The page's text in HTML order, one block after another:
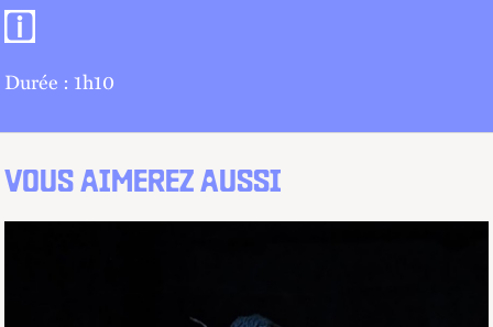
Informations pratiques
Durée : 1h10
VOUS AIMEREZ AUSSI